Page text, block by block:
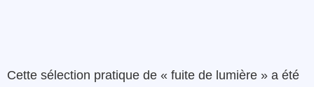
Cette sélection pratique de « fuite de lumière » a été